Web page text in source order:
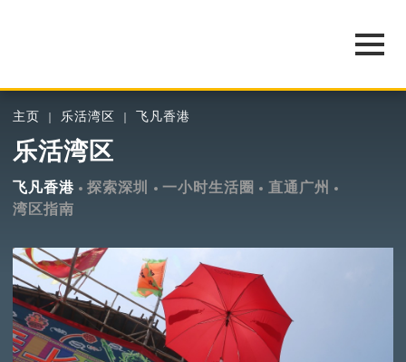
主页 乐活湾区 飞凡香港
乐活湾区
飞凡香港 探索深圳 一小时生活圈
直通广州
湾区指南